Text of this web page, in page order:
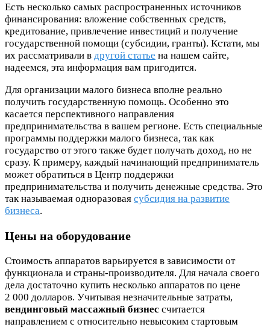
Есть несколько самых распространенных источников
финансирования: вложение собственных средств,
кредитование, привлечение инвестиций и получение
государственной помощи (субсидии, гранты). Кстати, мы
их рассматривали в другой статье на нашем сайте,
надеемся, эта информация вам пригодится.
Для организации малого бизнеса вполне реально
получить государственную помощь. Особенно это
касается перспективного направления
предпринимательства в вашем регионе. Есть специальные
программы поддержки малого бизнеса, так как
государство от этого также будет получать доход, но не
сразу. К примеру, каждый начинающий предприниматель
может обратиться в Центр поддержки
предпринимательства и получить денежные средства. Это
так называемая одноразовая субсидия на развитие
бизнеса.
Цены на оборудование
Стоимость аппаратов варьируется в зависимости от
функционала и страны-производителя. Для начала своего
дела достаточно купить несколько аппаратов по цене
2 000 долларов. Учитывая незначительные затраты,
вендинговый массажный бизнес считается
направлением с относительно невысоким стартовым